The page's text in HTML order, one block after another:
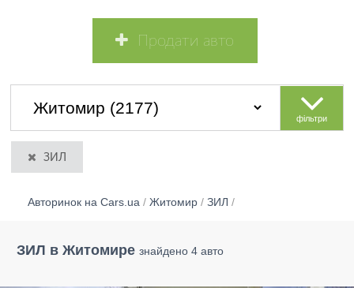
Продати авто
фільтри
ЗИЛ
Авторинок на Cars.ua / Житомир / ЗИЛ /
ЗИЛ в Житомире знайдено 4 авто